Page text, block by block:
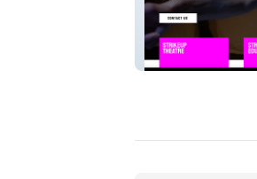
StrikeUp Theatre